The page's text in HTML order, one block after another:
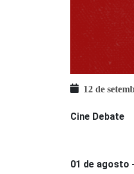
12 de
Cine Debate
01 de agosto